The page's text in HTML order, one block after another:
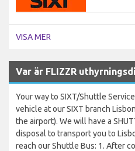
VISA MER
Var är FLIZZR
Your way to SIXT/Shuttle
vehicle at our SIXT branch
the airport). We will have a
disposal to transport you to
reach our Shuttle Bus: 1. After